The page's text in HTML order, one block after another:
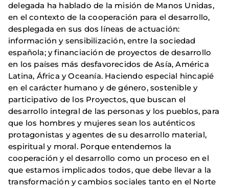
delegada ha hablado de la misión de Manos Unidas,
en el contexto de la cooperación para el desarrollo,
desplegada en sus dos líneas de actuación:
información y sensibilización, entre la sociedad
española; y financiación de proyectos de desarrollo
en los países más desfavorecidos de Asía, América
Latina, África y Oceanía. Haciendo especial hincapié
en el carácter humano y de género, sostenible y
participativo de los Proyectos, que buscan el
desarrollo integral de las personas y los pueblos, para
que los hombres y mujeres sean los auténticos
protagonistas y agentes de su desarrollo material,
espiritual y moral. Porque entendemos la
cooperación y el desarrollo como un proceso en el
que estamos implicados todos, que debe llevar a la
transformación y cambios sociales tanto en el Norte